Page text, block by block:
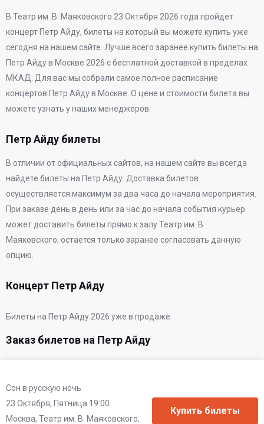
В Театр им. В. Маяковского 23 Октября 2026 года пройдет
концерт Петр Айду, билеты на который вы можете купить уже
сегодня на нашем сайте. Лучше всего заранее купить билеты на
Петр Айду в Москве 2026 с бесплатной доставкой в пределах
МКАД. Для вас мы собрали самое полное расписание
концертов Петр Айду в Москве. О цене и стоимости билета вы
можете узнать у наших менеджеров.
Петр Айду билеты
В отличии от официальных сайтов, на нашем сайте вы всегда
найдете билеты на Петр Айду. Доставка билетов
осуществляется максимум за два часа до начала мероприятия.
При заказе день в день или за час до начала события курьер
может доставить билеты прямо к залу Театр им. В.
Маяковского, остается только заранее согласовать данную
опцию.
Концерт Петр Айду
Билеты на Петр Айду 2026 уже в продаже.
Заказ билетов на Петр Айду
Сон в русскую ночь
23 Октября, Пятница 19:00
Москва, Театр им. В. Маяковского,